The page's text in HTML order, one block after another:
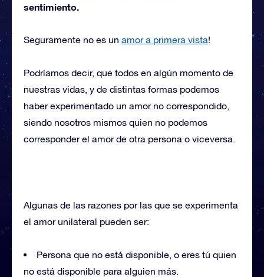
sentimiento.
Seguramente no es un amor a primera vista!
Podríamos decir, que todos en algún momento de
nuestras vidas, y de distintas formas podemos
haber experimentado un amor no correspondido,
siendo nosotros mismos quien no podemos
corresponder el amor de otra persona o viceversa.
Algunas de las razones por las que se experimenta
el amor unilateral pueden ser:
Persona que no está disponible, o eres tú quien
no está disponible para alguien más.